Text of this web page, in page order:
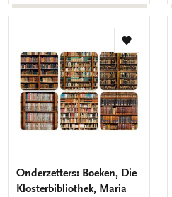
Toevoegen
aan
verlanglijst
Onderzetters: Boeken, Die
Klosterbibliothek, Maria